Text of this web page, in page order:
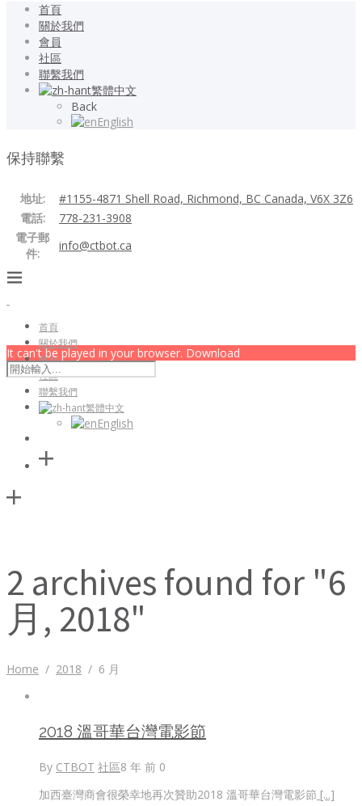
首頁
關於我們
會員
社區
聯繫我們
繁體中文
Back
English
保持聯繫
地址:
#1155-4871 Shell Road, Richmond, BC Canada, V6X 3Z6
電話:
778-231-3908
電子郵
件:
info@ctbot.ca
首頁
關於我們
會員
社區
聯繫我們
繁體中文
English
It can't be played in your browser. Download
2 archives found for "6
月, 2018"
Home / 2018 / 6 月
2018 溫哥華台灣電影節
By CTBOT 社區8 年 前 0
加西臺灣商會很榮幸地再次贊助2018 溫哥華台灣電影節 [...]